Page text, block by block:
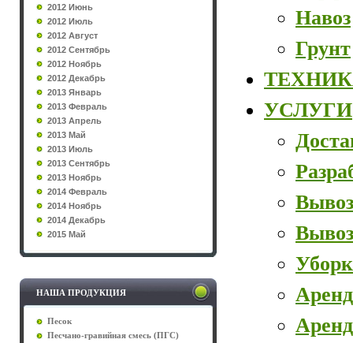
2012 Июнь
2012 Июль
2012 Август
2012 Сентябрь
2012 Ноябрь
2012 Декабрь
2013 Январь
2013 Февраль
2013 Апрель
2013 Май
2013 Июль
2013 Сентябрь
2013 Ноябрь
2014 Февраль
2014 Ноябрь
2014 Декабрь
2015 Май
НАША ПРОДУКЦИЯ
Песок
Песчано-гравийная смесь (ПГС)
Навоз
Грунт
УСЛУГИ